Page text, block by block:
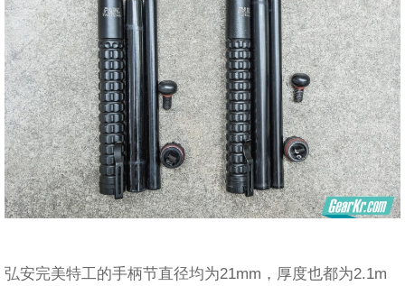
弘安完美特工的手柄节直径均为21mm，厚度也都为2.1m